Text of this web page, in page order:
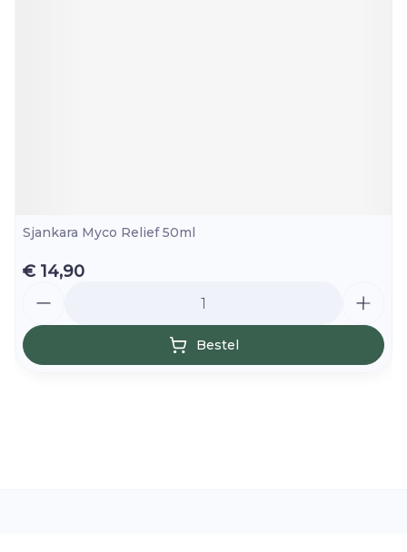
Sjankara Myco Relief 50ml
€ 14,90
Bestel